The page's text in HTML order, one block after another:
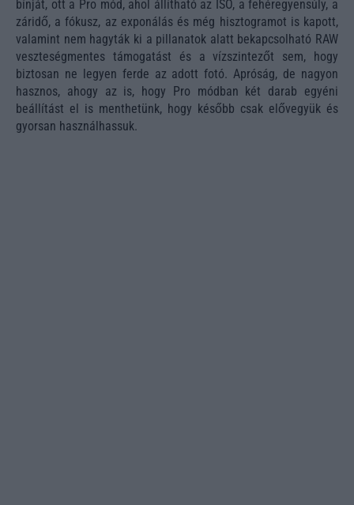
bínját, ott a Pro mód, ahol állítható az ISO, a fehéregyensúly, a
záridő, a fókusz, az exponálás és még hisztogramot is kapott,
valamint nem hagyták ki a pillanatok alatt bekapcsolható RAW
veszteségmentes támogatást és a vízszintezőt sem, hogy
biztosan ne legyen ferde az adott fotó. Apróság, de nagyon
hasznos, ahogy az is, hogy Pro módban két darab egyéni
beállítást el is menthetünk, hogy később csak elővegyük és
gyorsan használhassuk.